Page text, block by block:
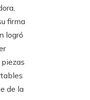
firma
logró
de la